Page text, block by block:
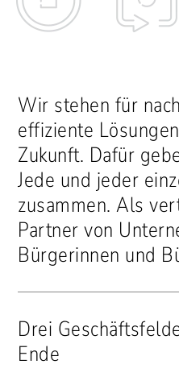
Wir stehen für
effiziente
Zukunft. Dafür
Jede und jeder
zusammen. Als
Partner von
Bürgerinnen und
Drei
Ende